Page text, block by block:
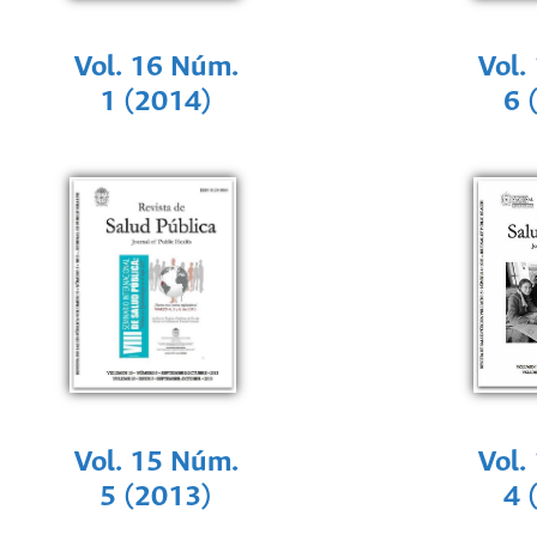
Vol. 16 Núm.
1 (2014)
Vol.
6
Vol. 15 Núm.
5 (2013)
Vol.
4